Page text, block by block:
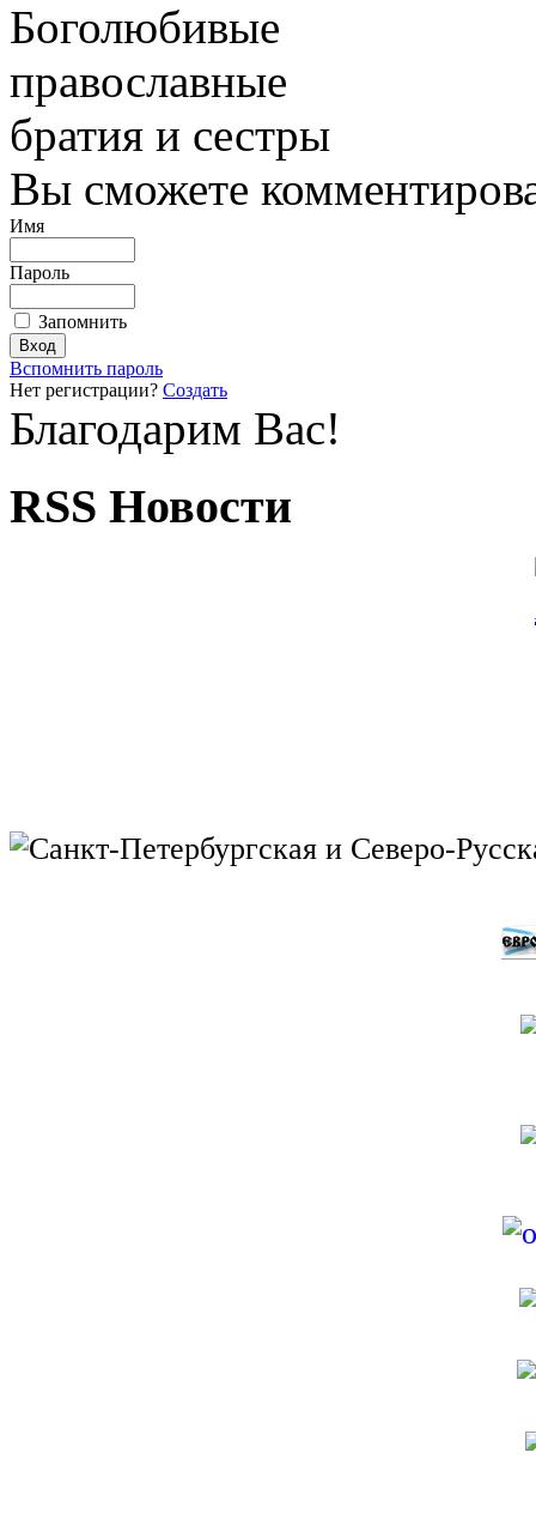
Боголюбивые
православные
братия и сестры
Вы сможете
Имя
Пароль
Запомнить
Вспомнить пароль
Нет регистрации? Создать
Благодарим Вас!
RSS Новости